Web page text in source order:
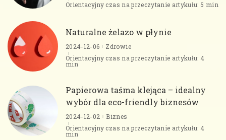
Orientacyjny czas na przeczytanie artykułu: 5 min
Naturalne żelazo w płynie
2024-12-06
Zdrowie
Orientacyjny czas na przeczytanie artykułu: 4
min
Papierowa taśma klejąca – idealny
wybór dla eco-friendly biznesów
2024-12-02
Biznes
Orientacyjny czas na przeczytanie artykułu: 4
min